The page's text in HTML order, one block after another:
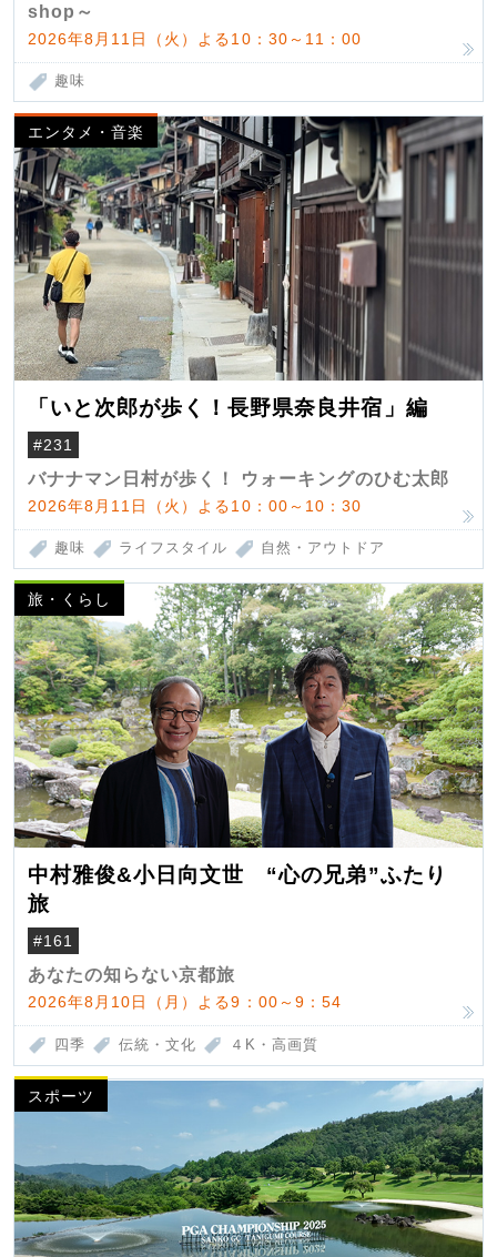
shop～
2026年8月11日（火）よる10：30～11：00
趣味
エンタメ・音楽
「いと次郎が歩く！長野県奈良井宿」編
#231
バナナマン日村が歩く！ ウォーキングのひむ太郎
2026年8月11日（火）よる10：00～10：30
趣味 ライフスタイル 自然・アウトドア
旅・くらし
中村雅俊&小日向文世 “心の兄弟”ふたり
旅
#161
あなたの知らない京都旅
2026年8月10日（月）よる9：00～9：54
四季 伝統・文化 ４K・高画質
スポーツ